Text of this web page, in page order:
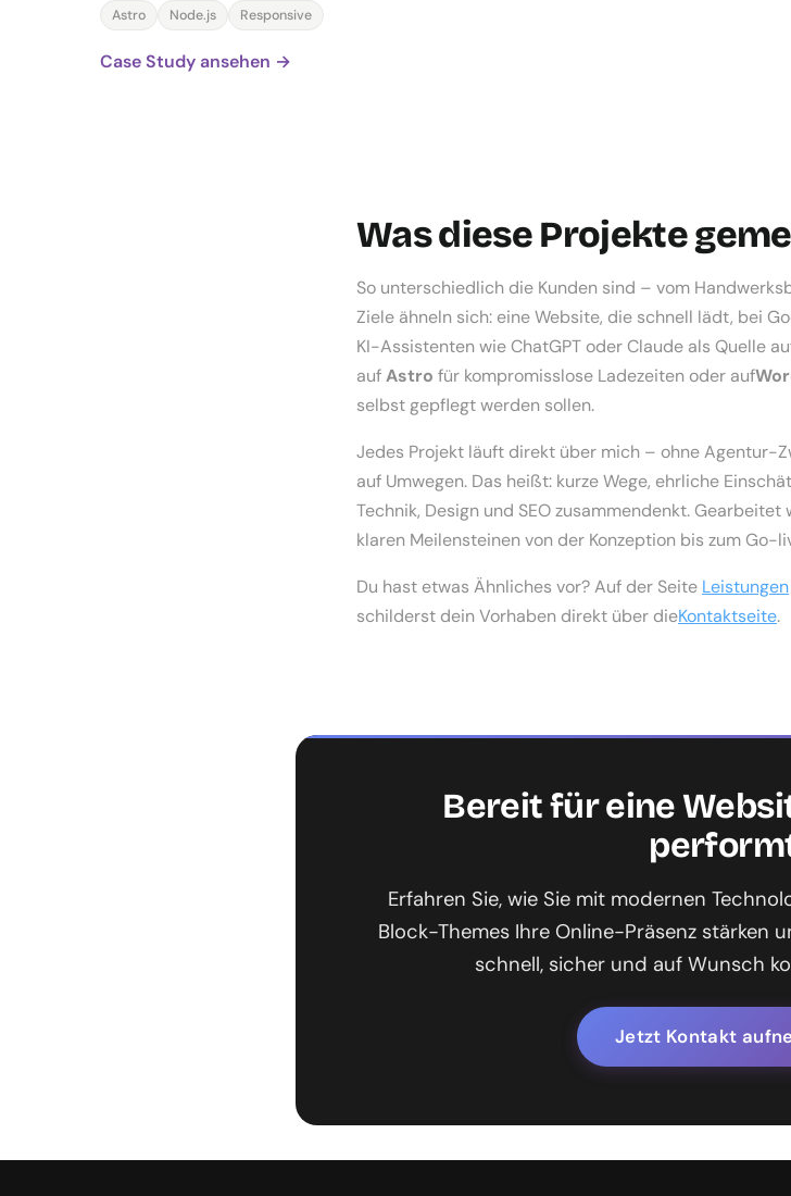
Astro Node.js Responsive
Case Study ansehen →
Was diese Projekte
So unterschiedlich die Kunden sind – vom
Ziele ähneln sich: eine Website, die schnell lädt, bei
KI-Assistenten wie ChatGPT oder Claude als Quelle
aufAstro für kompromisslose Ladezeiten oder auf
selbst gepflegt werden sollen.
Jedes Projekt läuft direkt über mich – ohne Agentur-
auf Umwegen. Das heißt: kurze Wege, ehrliche
Technik, Design und SEO zusammendenkt.
klaren Meilensteinen von der Konzeption bis zum Go-
Du hast etwas Ähnliches vor? Auf der Seite Leistungen
schilderst dein Vorhaben direkt über dieKontaktseite.
Bereit für eine
Erfahren Sie, wie Sie mit modernen
Block-Themes Ihre Online-Präsenz stärken
schnell, sicher und auf Wunsch
Jetzt Kontakt